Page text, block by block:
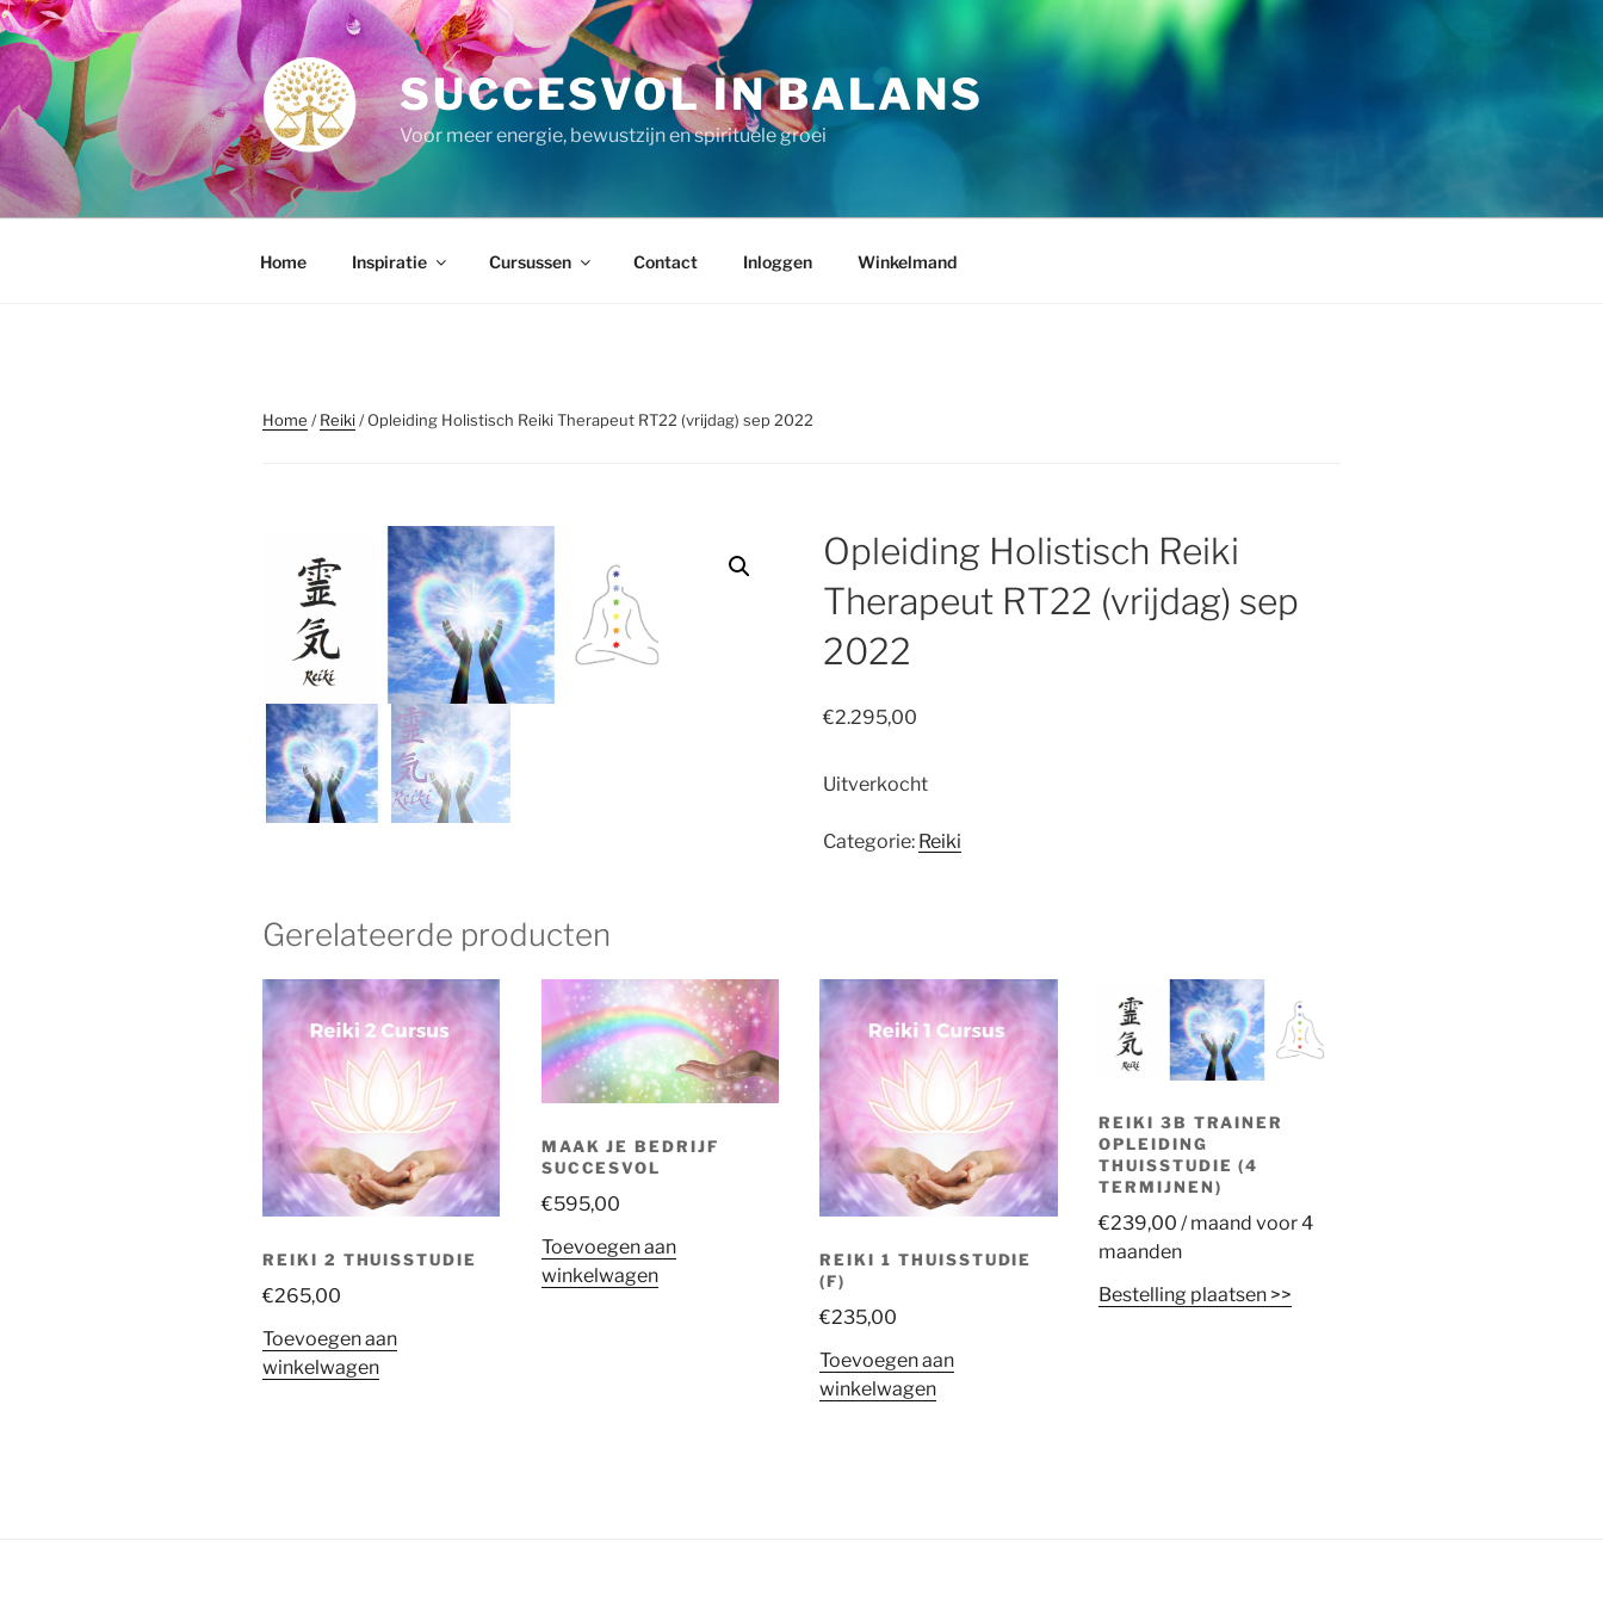
Ga
naar
de
inhoud
SUCCESVOL IN BALANS
Voor meer energie, bewustzijn en spirituele groei
Home Inspiratie Cursussen Contact Inloggen Winkelmand
Home /Reiki / Opleiding Holistisch Reiki Therapeut RT22 (vrijdag) sep 2022
Opleiding Holistisch Reiki
Therapeut RT22 (vrijdag) sep
2022
€2.295,00
Uitverkocht
Categorie: Reiki
Gerelateerde producten
REIKI 2 THUISSTUDIE
€265,00
Toevoegen aan
winkelwagen
MAAK JE BEDRIJF
SUCCESVOL
€595,00
Toevoegen aan
winkelwagen
REIKI 1 THUISSTUDIE
(F)
€235,00
Toevoegen aan
winkelwagen
REIKI 3B TRAINER
OPLEIDING
THUISSTUDIE (4
TERMIJNEN)
€239,00 / maand voor 4
maanden
Bestelling plaatsen >>